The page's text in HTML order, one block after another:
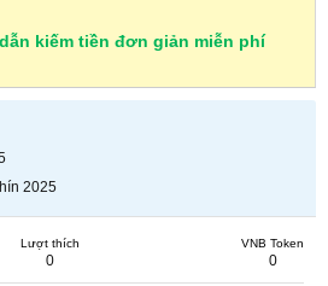
kiếm tiền đơn giản miễn phí
2025
Lượt thích
0
VNB Token
0